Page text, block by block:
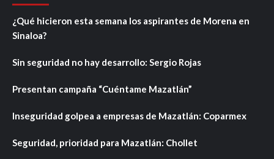
¿Qué hicieron esta semana los aspirantes de Morena en
Sinaloa?
Sin seguridad no hay desarrollo: Sergio Rojas
Presentan campaña “Cuéntame Mazatlán”
Inseguridad golpea a empresas de Mazatlán: Coparmex
Seguridad, prioridad para Mazatlán: Chollet